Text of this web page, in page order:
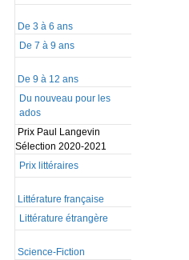
De 3 à 6 ans
De 7 à 9 ans
De 9 à 12 ans
Du nouveau pour les
ados
Prix Paul Langevin
Sélection 2020-2021
Prix littéraires
Littérature française
Littérature étrangère
Science-Fiction